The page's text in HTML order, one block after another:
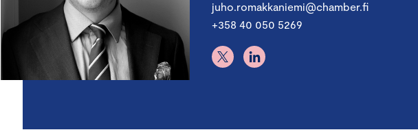
juho.romakkaniemi@chamber.fi
+358 40 050 5269